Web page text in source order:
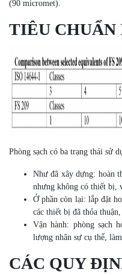
(90 micromet).
TIÊU CHUẨN
Phòng sạch có ba trạng thái sử
Như đã xây dựng: hoàn
nhưng không có thiết bị,
Ở phần còn lại: lắp đặt
các thiết bị đã thỏa
Vận hành: phòng sạch
lượng nhân sự cụ thể,
CÁC QUY